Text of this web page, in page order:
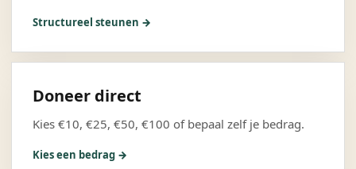
Structureel steunen →
Doneer direct
Kies €10, €25, €50, €100 of bepaal zelf je bedrag.
Kies een bedrag →